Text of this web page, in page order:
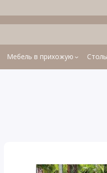
Мебель в прихожую